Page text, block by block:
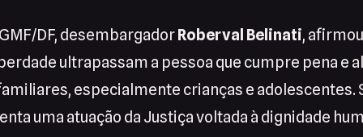
DF, desembargadorRoberval Belinati,
ultrapassam a pessoa que cumpre pena e
especialmente crianças e adolescentes.
uma atuação da Justiça voltada à dignidade